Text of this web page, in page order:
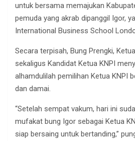
untuk bersama memajukan
pemuda yang akrab dipanggil Igor,
International Business School
Secara terpisah, Bung Prengki,
sekaligus Kandidat Ketua KNPI
alhamdulilah pemilihan Ketua KNPI
dan damai.
“Setelah sempat vakum, hari ini
mufakat bung Igor sebagai Ketua
siap bersaing untuk bertanding,”